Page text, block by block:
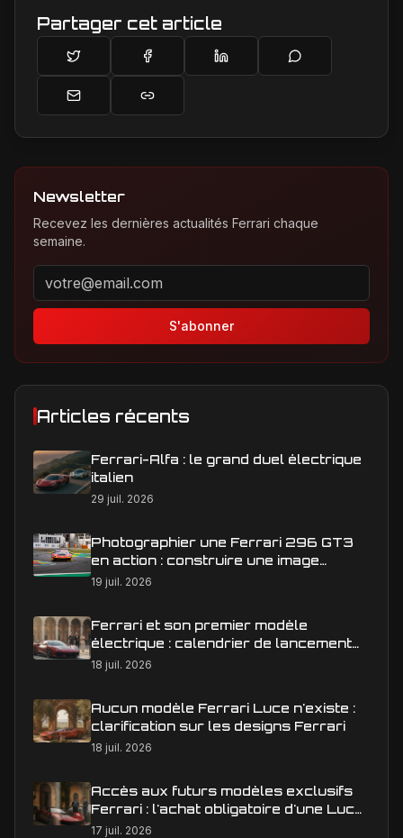
Partager cet article
Newsletter
Recevez les dernières actualités Ferrari chaque
semaine.
Adresse email pour la newsletter
S'abonner
Articles récents
Ferrari-Alfa : le grand duel électrique
italien
29 juil. 2026
Photographier une Ferrari 296 GT3
en action : construire une image
éditoriale qui raconte la course
19 juil. 2026
Ferrari et son premier modèle
électrique : calendrier de lancement
en Europe
18 juil. 2026
Aucun modèle Ferrari Luce n'existe :
clarification sur les designs Ferrari
18 juil. 2026
Accès aux futurs modèles exclusifs
Ferrari : l'achat obligatoire d'une Luce
est-il une réalité ?
17 juil. 2026